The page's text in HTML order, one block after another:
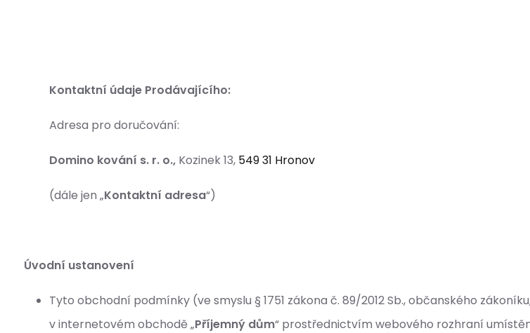
Kontaktní údaje Prodávajícího:
Adresa pro doručování:
Domino kování s. r. o., Kozinek 13, 549 31 Hronov
(dále jen „Kontaktní adresa“)
Úvodní ustanovení
Tyto obchodní podmínky (ve smyslu § 1751 zákona č. 89/2012 Sb., občanského
v internetovém obchodě „Příjemný dům“ prostřednictvím webového rozhraní